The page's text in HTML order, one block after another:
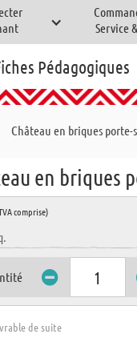
Service
Pédagogiques
Château en briques porte-
en briques
comprise)
de suite